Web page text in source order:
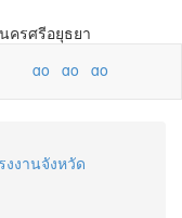
งานจังหวัด